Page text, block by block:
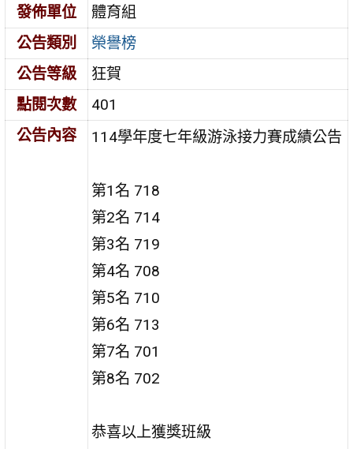
發佈單位
體育組
公告類別
榮譽榜
公告等級
狂賀
點閱次數
401
公告內容
114學年度七年級游泳接力賽成績公告
第1名 718
第2名 714
第3名 719
第4名 708
第5名 710
第6名 713
第7名 701
第8名 702
恭喜以上獲獎班級